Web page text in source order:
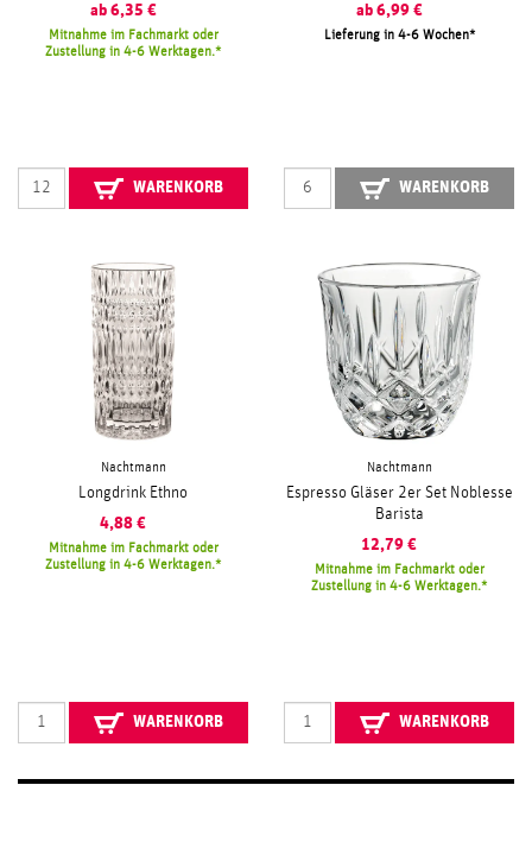
ab 6,35 €
Mitnahme im Fachmarkt oder
Zustellung in 4-6 Werktagen.
WARENKORB
ab 6,99 €
Lieferung in 4-6 Wochen
WARENKORB
Nachtmann
Longdrink Ethno
4,88 €
Mitnahme im Fachmarkt oder
Zustellung in 4-6 Werktagen.
WARENKORB
Nachtmann
Espresso Gläser 2er Set Noblesse
Barista
12,79 €
Mitnahme im Fachmarkt oder
Zustellung in 4-6 Werktagen.
WARENKORB